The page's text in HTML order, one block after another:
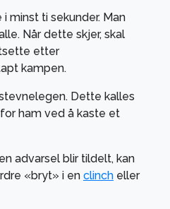
minst ti sekunder. Man
Når dette skjer, skal
etter
kampen.
Dette kalles
ham ved å kaste et
advarsel blir tildelt, kan
«bryt» i en clinch eller